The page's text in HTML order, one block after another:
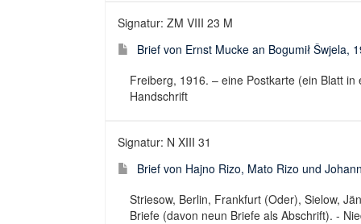
Signatur: ZM VIII 23 M
Brief von Ernst Mucke an Bogumił Šwjela,
Freiberg, 1916. – eine Postkarte (ein Blatt
Handschrift
Signatur: N XIII 31
Brief von Hajno Rizo, Mato Rizo und
Striesow, Berlin, Frankfurt (Oder), Sielow,
Briefe (davon neun Briefe als Abschrift). -